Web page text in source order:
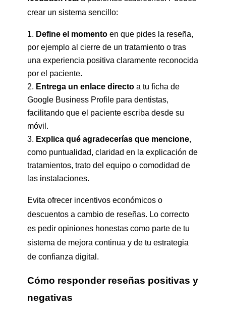
crear un sistema sencillo:
Define el momentoen que pides la reseña,
por ejemplo al cierre de un tratamiento o tras
una experiencia positiva claramente reconocida
por el paciente.
Entrega un enlace directoa tu ficha de
Google Business Profile para dentistas,
facilitando que el paciente escriba desde su
móvil.
Explica qué agradecerías que mencione,
como puntualidad, claridad en la explicación de
tratamientos, trato del equipo o comodidad de
las instalaciones.
Evita ofrecer incentivos económicos o
descuentos a cambio de reseñas. Lo correcto
es pedir opiniones honestas como parte de tu
sistema de mejora continua y de tu estrategia
de confianza digital.
Cómo responder reseñas positivas y
negativas